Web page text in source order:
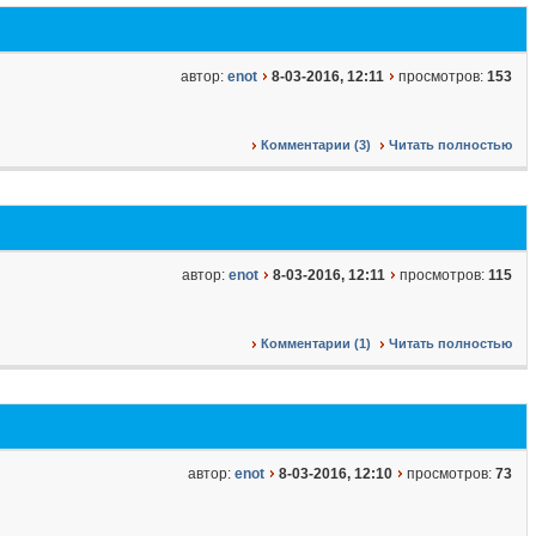
автор: enot 8-03-2016, 12:11 просмотров: 153
Комментарии (3) Читать полностью
автор: enot 8-03-2016, 12:11 просмотров: 115
Комментарии (1) Читать полностью
автор: enot 8-03-2016, 12:10 просмотров: 73